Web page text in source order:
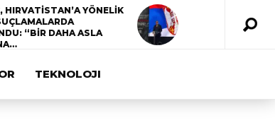
HIRVATİSTAN’A YÖNELİK
“BİR DAHA ASLA
TEKNOLOJI